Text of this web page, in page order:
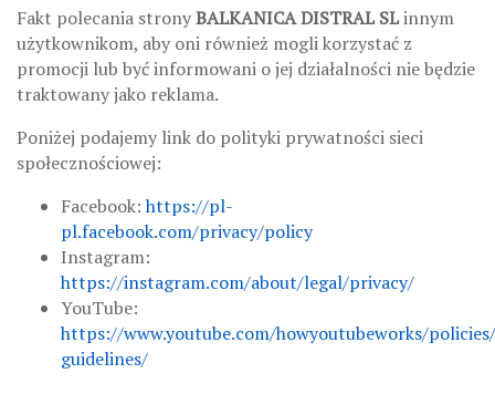
Fakt polecania stronyBALKANICA DISTRAL SLinnym
użytkownikom, aby oni również mogli korzystać z
promocji lub być informowani o jej działalności nie będzie
traktowany jako reklama.
Poniżej podajemy link do polityki prywatności sieci
społecznościowej:
Facebook:https://pl-
pl.facebook.com/privacy/policy
Instagram:
https://instagram.com/about/legal/privacy/
YouTube:
https://www.youtube.com/howyoutubeworks/
guidelines/